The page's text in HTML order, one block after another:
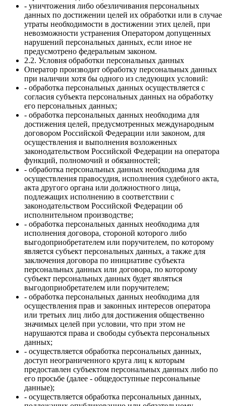
- уничтожения либо обезличивания персональных
данных по достижении целей их обработки или в случае
утраты необходимости в достижении этих целей, при
невозможности устранения Оператором допущенных
нарушений персональных данных, если иное не
предусмотрено федеральным законом.
2.2. Условия обработки персональных данных
Оператор производит обработку персональных данных
при наличии хотя бы одного из следующих условий:
- обработка персональных данных осуществляется с
согласия субъекта персональных данных на обработку
его персональных данных;
- обработка персональных данных необходима для
достижения целей, предусмотренных международным
договором Российской Федерации или законом, для
осуществления и выполнения возложенных
законодательством Российской Федерации на оператора
функций, полномочий и обязанностей;
- обработка персональных данных необходима для
осуществления правосудия, исполнения судебного акта,
акта другого органа или должностного лица,
подлежащих исполнению в соответствии с
законодательством Российской Федерации об
исполнительном производстве;
- обработка персональных данных необходима для
исполнения договора, стороной которого либо
выгодоприобретателем или поручителем, по которому
является субъект персональных данных, а также для
заключения договора по инициативе субъекта
персональных данных или договора, по которому
субъект персональных данных будет являться
выгодоприобретателем или поручителем;
- обработка персональных данных необходима для
осуществления прав и законных интересов оператора
или третьих лиц либо для достижения общественно
значимых целей при условии, что при этом не
нарушаются права и свободы субъекта персональных
данных;
- осуществляется обработка персональных данных,
доступ неограниченного круга лиц к которым
предоставлен субъектом персональных данных либо по
его просьбе (далее - общедоступные персональные
данные);
- осуществляется обработка персональных данных,